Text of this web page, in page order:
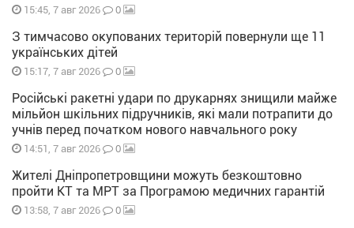
15:45, 7 авг 2026 0
З тимчасово окупованих територій повернули ще 11
українських дітей
15:17, 7 авг 2026 0
Російські ракетні удари по друкарнях знищили майже
мільйон шкільних підручників, які мали потрапити до
учнів перед початком нового навчального року
14:51, 7 авг 2026 0
Жителі Дніпропетровщини можуть безкоштовно
пройти КТ та МРТ за Програмою медичних гарантій
13:58, 7 авг 2026 0